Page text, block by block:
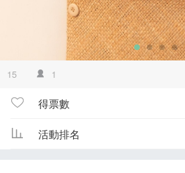
15 1
得票數
活動排名